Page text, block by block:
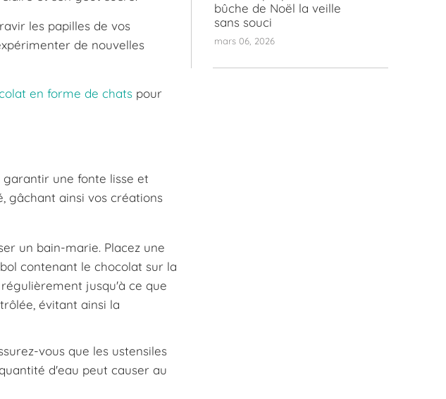
les papilles de vos
de nouvelles
en forme de chats pour
une fonte lisse et
gâchant ainsi vos créations
un bain-marie. Placez une
contenant le chocolat sur la
jusqu'à ce que
évitant ainsi la
vous que les ustensiles
d'eau peut causer au
bûche de Noël la veille
sans souci
mars 06, 2026